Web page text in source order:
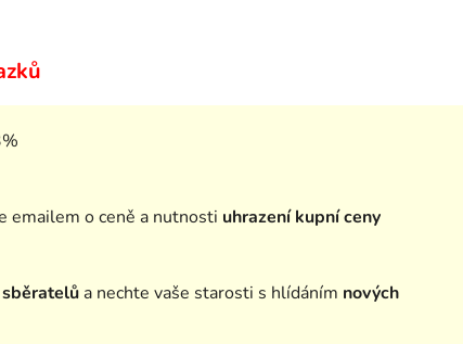
emailem o ceně a nutnosti uhrazení kupní ceny
a nechte vaše starosti s hlídáním nových